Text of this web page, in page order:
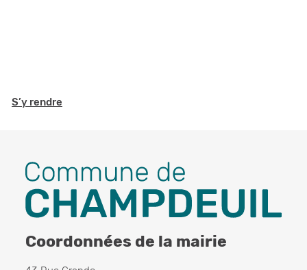
Bibliothèque: horaires de Mai
S’y rendre
Coordonnées de la mairie